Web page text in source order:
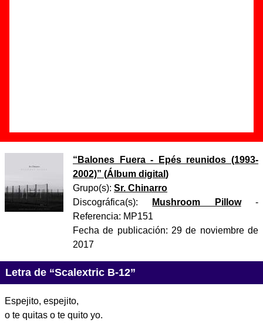
“ Balones Fuera - Epés reunidos (1993-
2002)” (Álbum digital )
Grupo(s): Sr. Chinarro
Discográfica(s):
Mushroom Pillow-
Referencia: MP151
Fecha de publicación: 29 de noviembre de
2017
Letra de “Scalextric B-12”
Espejito, espejito,
o te quitas o te quito yo.